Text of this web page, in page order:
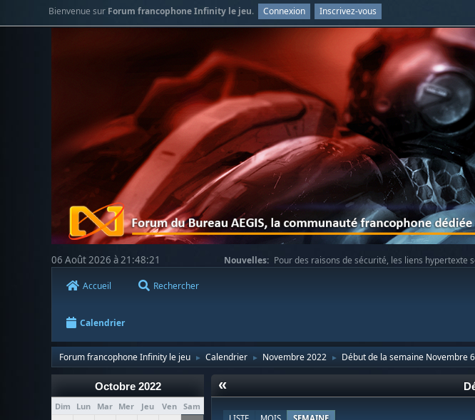
Bienvenue sur Forum francophone Infinity le jeu. Connexion Inscrivez-vous
06 Août 2026 à 21:48:21 Nouvelles: Pour des raisons de sécurité, les liens
Accueil
Rechercher
Calendrier
Forum francophone Infinity le jeu ► Calendrier ► Novembre 2022 ► Début de la semaine Novembre
Octobre 2022
Dim Lun Mar Mer Jeu Ven Sam
«
LISTE MOIS SEMAINE